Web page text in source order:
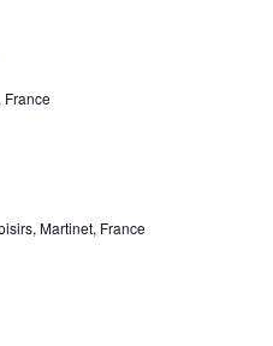
France
Martinet, France